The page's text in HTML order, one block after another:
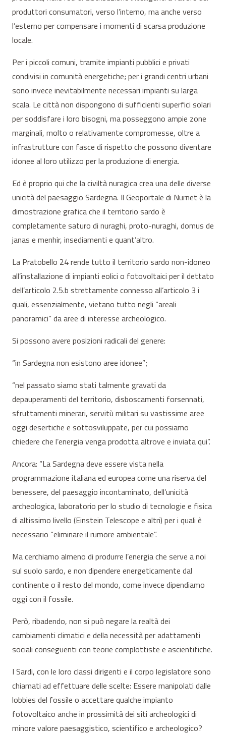
produttori consumatori, verso l’interno, ma anche verso
l’esterno per compensare i momenti di scarsa produzione
locale.
Per i piccoli comuni, tramite impianti pubblici e privati
condivisi in comunità energetiche; per i grandi centri urbani
sono invece inevitabilmente necessari impianti su larga
scala. Le città non dispongono di sufficienti superfici solari
per soddisfare i loro bisogni, ma posseggono ampie zone
marginali, molto o relativamente compromesse, oltre a
infrastrutture con fasce di rispetto che possono diventare
idonee al loro utilizzo per la produzione di energia.
Ed è proprio qui che la civiltà nuragica crea una delle diverse
unicità del paesaggio Sardegna. Il Geoportale di Nurnet è la
dimostrazione grafica che il territorio sardo è
completamente saturo di nuraghi, proto-nuraghi, domus de
janas e menhir, insediamenti e quant’altro.
La Pratobello 24 rende tutto il territorio sardo non-idoneo
all’installazione di impianti eolici o fotovoltaici per il dettato
dell’articolo 2.5.b strettamente connesso all’articolo 3 i
quali, essenzialmente, vietano tutto negli “areali
panoramici” da aree di interesse archeologico.
Si possono avere posizioni radicali del genere:
“in Sardegna non esistono aree idonee”;
“nel passato siamo stati talmente gravati da
depauperamenti del territorio, disboscamenti forsennati,
sfruttamenti minerari, servitù militari su vastissime aree
oggi desertiche e sottosviluppate, per cui possiamo
chiedere che l’energia venga prodotta altrove e inviata qui”.
Ancora: “La Sardegna deve essere vista nella
programmazione italiana ed europea come una riserva del
benessere, del paesaggio incontaminato, dell’unicità
archeologica, laboratorio per lo studio di tecnologie e fisica
di altissimo livello (Einstein Telescope e altri) per i quali è
necessario “eliminare il rumore ambientale”.
Ma cerchiamo almeno di produrre l’energia che serve a noi
sul suolo sardo, e non dipendere energeticamente dal
continente o il resto del mondo, come invece dipendiamo
oggi con il fossile.
Però, ribadendo, non si può negare la realtà dei
cambiamenti climatici e della necessità per adattamenti
sociali conseguenti con teorie complottiste e ascientifiche.
I Sardi, con le loro classi dirigenti e il corpo legislatore sono
chiamati ad effettuare delle scelte: Essere manipolati dalle
lobbies del fossile o accettare qualche impianto
fotovoltaico anche in prossimità dei siti archeologici di
minore valore paesaggistico, scientifico e archeologico?